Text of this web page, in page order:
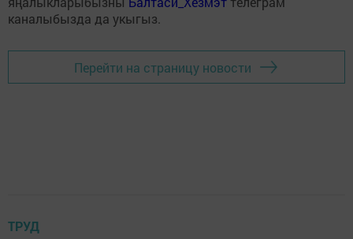
каналыбызда да укыгыз.
Перейти на страницу новости
ТРУД